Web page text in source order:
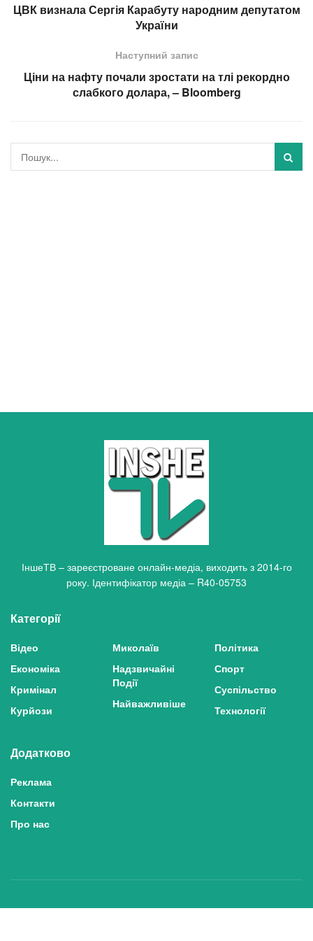
ЦВК визнала Сергія Карабуту народним депутатом
України
Наступний запис
Ціни на нафту почали зростати на тлі рекордно
слабкого долара, – Bloomberg
ІншеТВ – зареєстроване онлайн-медіа, виходить з 2014-го
року. Ідентифікатор медіа – R40-05753
Категорії
Відео
Економіка
Кримінал
Курйози
Миколаїв
Надзвичайні
Події
Найважливіше
Політика
Спорт
Суспільство
Технології
Додатково
Реклама
Контакти
Про нас
Політика конфіденційності та захисту персональних даних